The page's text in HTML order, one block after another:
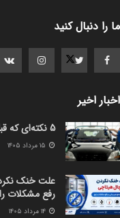
ما را دنبال کنید
اخبار اخیر
5 نکته‌ای که قبل از نصب شیشه جلو خودرو باید بدانید
علت خنک
رفع مشکلات